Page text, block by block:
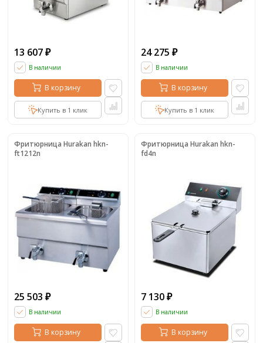
13 607 ₽
В наличии
В корзину
Купить в 1 клик
24 275 ₽
В наличии
В корзину
Купить в 1 клик
Фритюрница Hurakan hkn-
ft1212n
25 503 ₽
В наличии
В корзину
Фритюрница Hurakan hkn-
fd4n
7 130 ₽
В наличии
В корзину